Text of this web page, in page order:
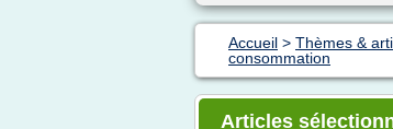
Accueil > Thèmes &
consommation
Articles